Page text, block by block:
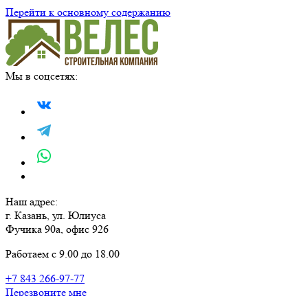
Перейти к основному содержанию
Мы в соцсетях:
Наш адрес:
г. Казань, ул. Юлиуса
Фучика 90а, офис 926
Работаем с 9.00 до 18.00
+7 843 266-97-77
Перезвоните мне